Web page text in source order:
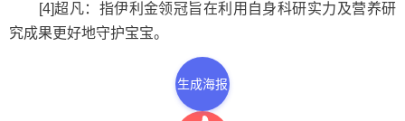
[4]超凡：指伊利金领冠旨在利用自身科研实力及营养研
究成果更好地守护宝宝。
生成海报